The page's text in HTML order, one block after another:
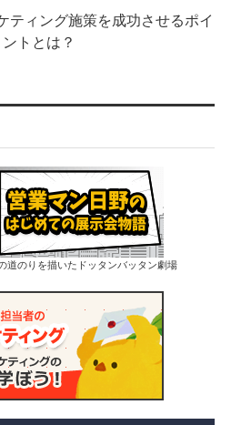
ティング施策を成功させるポイ
ントとは？
道のりを描いたドッタンバッタン劇場